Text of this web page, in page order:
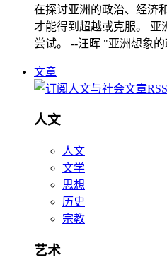
在探讨亚洲的政治、经济
才能得到超越或克服。
尝试。 --汪晖 "亚洲想象
文章
人文
人文
文学
思想
历史
宗教
艺术